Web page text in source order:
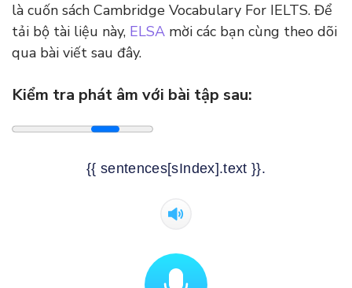
là cuốn sách Cambridge Vocabulary For IELTS. Để
tải bộ tài liệu này, ELSA mời các bạn cùng theo dõi
qua bài viết sau đây.
Kiểm tra phát âm với bài tập sau:
{{ sentences[sIndex].text }}.